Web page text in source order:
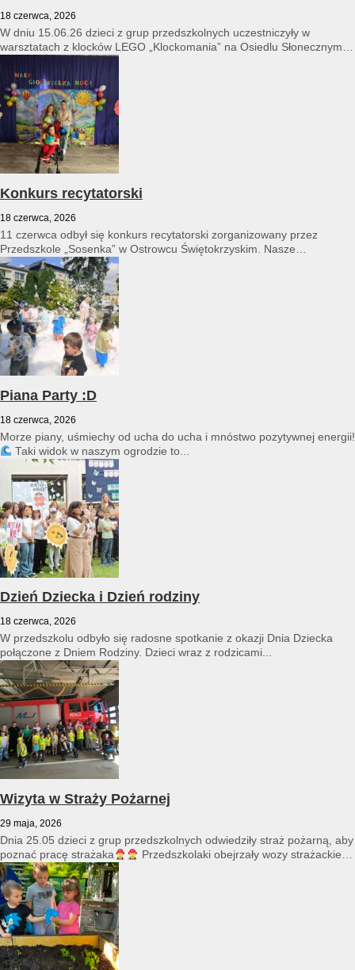
18 czerwca, 2026
W dniu 15.06.26 dzieci z grup przedszkolnych uczestniczyły w
warsztatach z klocków LEGO „Klockomania” na Osiedlu Słonecznym
Konkurs recytatorski
18 czerwca, 2026
11 czerwca odbył się konkurs recytatorski zorganizowany przez
Przedszkole „Sosenka” w Ostrowcu Świętokrzyskim. Nasze
przedszkole reprezentował Franciszek Karpiński...
Piana Party :D
18 czerwca, 2026
Morze piany, uśmiechy od ucha do ucha i mnóstwo pozytywnej energii!
Taki widok w naszym ogrodzie to...
Dzień Dziecka i Dzień rodziny
18 czerwca, 2026
W przedszkolu odbyło się radosne spotkanie z okazji Dnia Dziecka
połączone z Dniem Rodziny. Dzieci wraz z rodzicami...
Wizyta w Straży Pożarnej
29 maja, 2026
Dnia 25.05 dzieci z grup przedszkolnych odwiedziły straż pożarną, aby
poznać pracę strażaka
Przedszkolaki obejrzały wozy strażackie
i...